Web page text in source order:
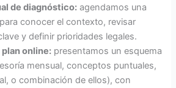
de diagnóstico: agendamos una
conocer el contexto, revisar
y definir prioridades legales.
online: presentamos un esquema
mensual, conceptos puntuales,
o combinación de ellos), con